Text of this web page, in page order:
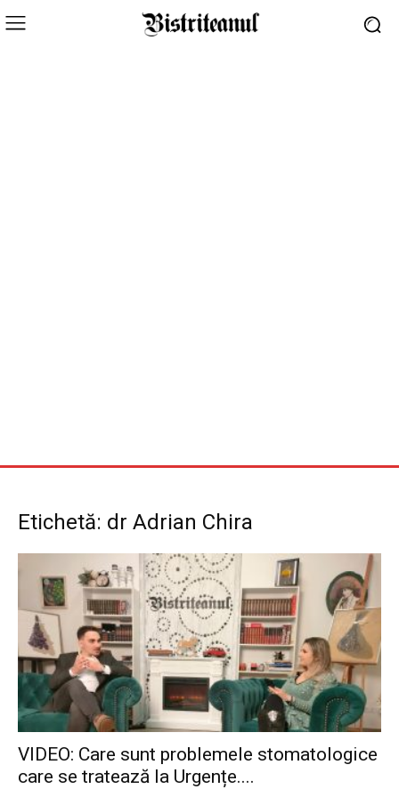
Etichetă: dr Adrian Chira
VIDEO: Care sunt problemele stomatologice
care se tratează la Urgențe....